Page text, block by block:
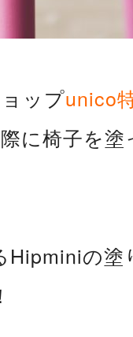
ップunico
に椅子を
Hipminiの塗